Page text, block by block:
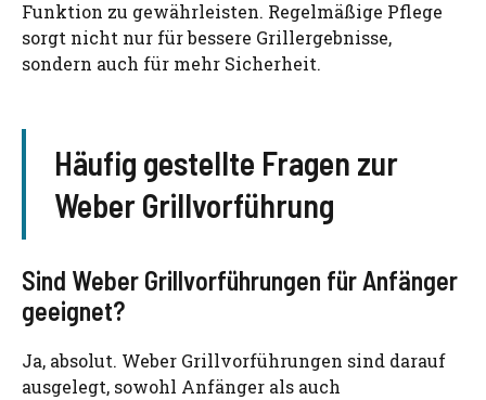
Funktion zu gewährleisten. Regelmäßige Pflege
sorgt nicht nur für bessere Grillergebnisse,
sondern auch für mehr Sicherheit.
Häufig gestellte Fragen zur
Weber Grillvorführung
Sind Weber Grillvorführungen für Anfänger
geeignet?
Ja, absolut. Weber Grillvorführungen sind darauf
ausgelegt, sowohl Anfänger als auch